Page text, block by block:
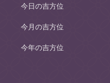
今日の吉方位
今月の吉方位
今年の吉方位